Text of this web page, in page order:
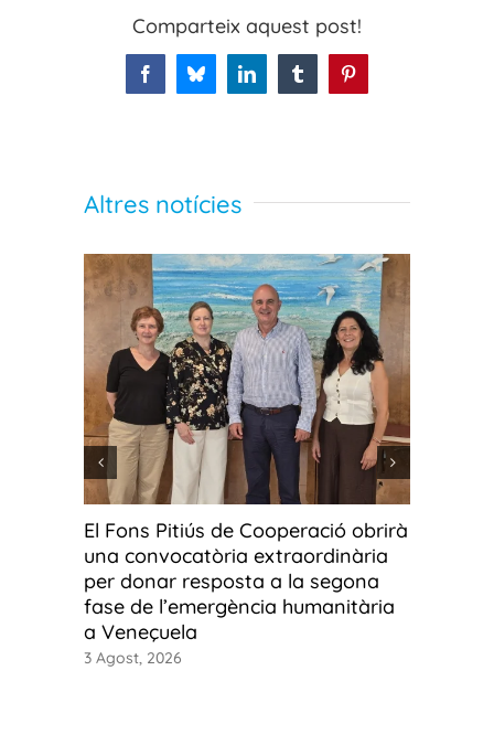
Comparteix aquest post!
FacebookBlueskyLinkedInTumblrPinterest
Altres notícies
El Fons Pitiús de Cooperació obrirà
una convocatòria extraordinària
per donar resposta a la segona
fase de l’emergència humanitària
a Veneçuela
3 Agost, 2026